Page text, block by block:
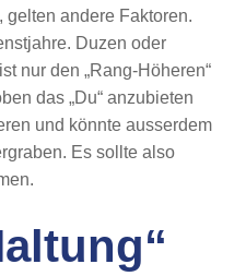
gelten andere Faktoren.
Duzen oder
nur den „Rang-Höheren“
das „Du“ anzubieten
und könnte ausserdem
Es sollte also